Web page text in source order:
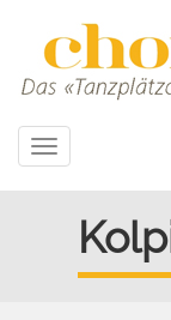
Toggle
navigation